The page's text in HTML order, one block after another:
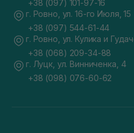
+38 (097) 101-97-16
г. Ровно, ул. 16-го Июля, 15
+38 (097) 544-61-44
г. Ровно, ул. Кулика и
+38 (068) 209-34-88
г. Луцк, ул. Винниченка, 4
+38 (098) 076-60-62